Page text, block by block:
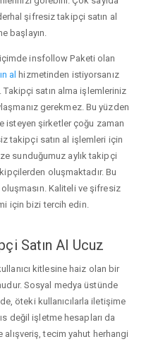
şifresiz takipçi satın al
başlayın.
insfollow Paketi olan
al hizmetinden istiyorsanız
Takipçi satın alma işlemleriniz
gerekmez. Bu yüzden
isteyen şirketler çoğu zaman
takipçi satın al işlemleri için
sunduğumuz aylık takipçi
oluşmaktadır. Bu
Kaliteli ve şifresiz
için bizi tercih edin.
Satın Al Ucuz
kitlesine haiz olan bir
Sosyal medya üstünde
öteki kullanıcılarla iletişime
değil işletme hesapları da
tecim yahut herhangi